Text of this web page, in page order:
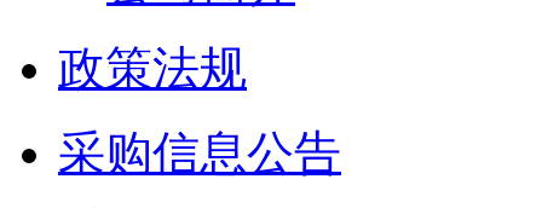
政策法规
采购信息公告